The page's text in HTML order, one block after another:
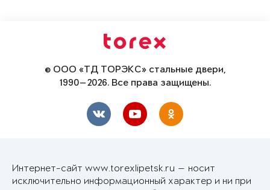
© ООО «ТД ТОРЭКС» стальные двери,
1990—2026. Все права защищены.
Интернет-сайт www.torexlipetsk.ru — носит
исключительно информационный характер и ни при